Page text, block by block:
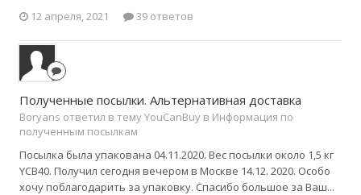
12 апреля, 2021
39 ответов
Полученные посылки. Альтернативная доставка
Boryans ответил в тему YouCanBuy в Информация по
полученным посылкам
Посылка была упакована 04.11.2020. Вес посылки около 1,5 кг
YCB40. Получил сегодня вечером в Москве 14.12. 2020. Особо
хочу поблагодарить за упаковку. Спасибо большое за Ваш...